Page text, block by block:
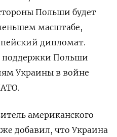
Польши будет
масштабе,
дипломат.
поддержки Польши
Украины в войне
американского
добавил, что Украина